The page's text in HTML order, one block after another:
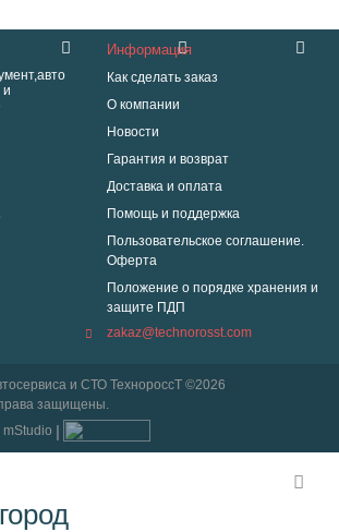
и
Информация
Как сделать заказ
О компании
Новости
Гарантия и возврат
Доставка и оплата
Помощь и поддержка
Пользовательское соглашение.
Оферта
Положение о порядке хранения и
защите ПДП
zakaz@technorosst.com
и СТО ТехнороссТ ©2026
защищены.